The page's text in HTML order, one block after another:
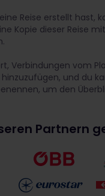
Reise erstellt hast,
Kopie dieser Reise
Verbindungen vom
und du
um den
Partnern